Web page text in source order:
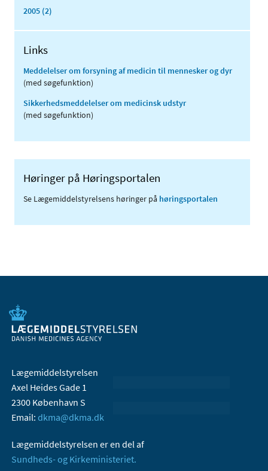
2005 (2)
Links
Meddelelser om forsyning af medicin til mennesker og dyr
(med søgefunktion)
Sikkerhedsmeddelelser om medicinsk udstyr
(med søgefunktion)
Høringer på Høringsportalen
Se Lægemiddelstyrelsens høringer på høringsportalen
Lægemiddelstyrelsen
Axel Heides Gade 1
2300 København S
Email: dkma@dkma.dk
Lægemiddelstyrelsen er en del af
Sundheds- og Kirkeministeriet.